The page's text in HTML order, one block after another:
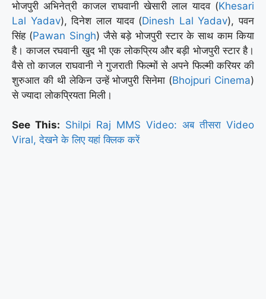
भोजपुरी अभिनेत्री काजल राघवानी खेसारी लाल यादव (Khesari
Lal Yadav), दिनेश लाल यादव (Dinesh Lal Yadav), पवन
सिंह (Pawan Singh) जैसे बड़े भोजपुरी स्टार के साथ काम किया
है। काजल रघवानी खुद भी एक लोकप्रिय और बड़ी भोजपुरी स्टार है।
वैसे तो काजल राघवानी ने गुजराती फिल्मों से अपने फिल्मी करियर की
शुरुआत की थी लेकिन उन्हें भोजपुरी सिनेमा (Bhojpuri Cinema)
से ज्यादा लोकप्रियता मिली।
See This: Shilpi Raj MMS Video: अब तीसरा Video
Viral, देखने के लिए यहां क्लिक करें